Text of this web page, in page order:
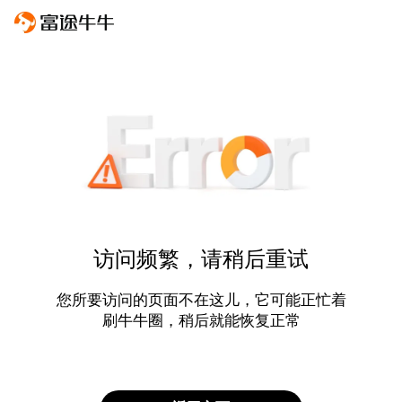
访问频繁，请稍后重试
您所要访问的页面不在这儿，它可能正忙着
刷牛牛圈，稍后就能恢复正常